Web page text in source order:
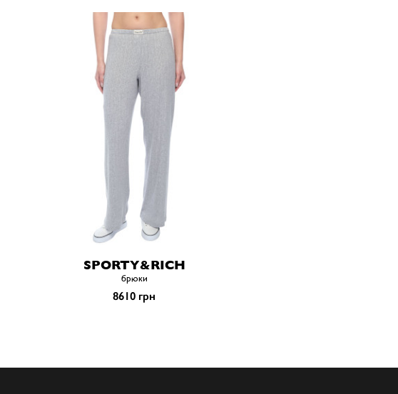
SPORTY&RICH
брюки
8610 грн